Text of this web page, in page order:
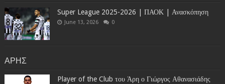
Super League 2025-2026 | ΠΑΟΚ | Ανασκόπηση
June 13, 2026 0
ΑΡΗΣ
Player of the Club του Άρη ο Γιώργος Αθανασιάδης